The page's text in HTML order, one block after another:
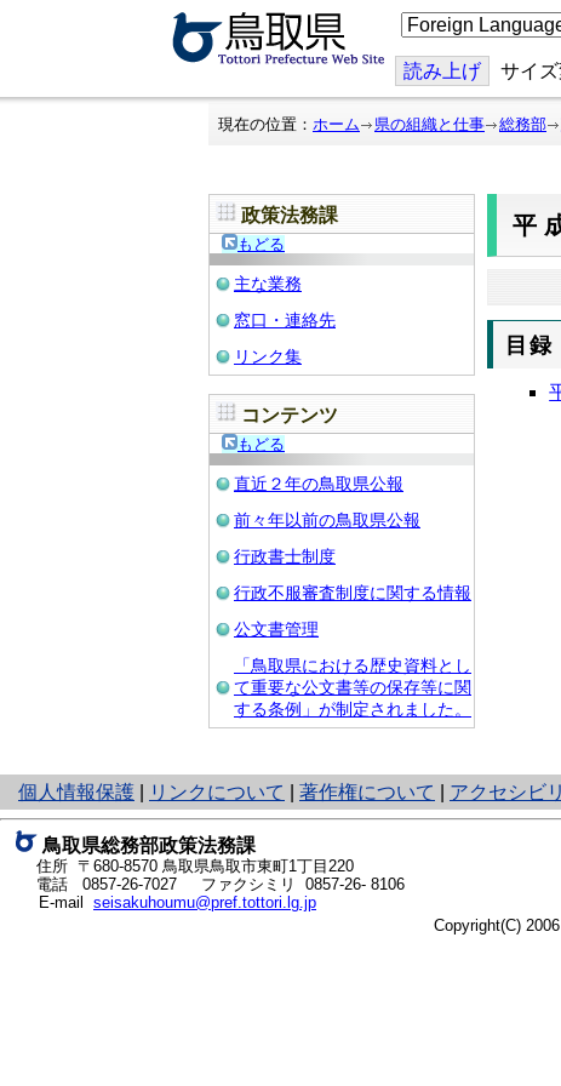
こ
の
ジ
を
翻
読み上げ サイ
現在の位置： ホーム 県の組織と仕事 総務部
政策法務課
もどる
主な業務
窓口・連絡先
リンク集
コンテンツ
もどる
直近２年の鳥取県公報
前々年以前の鳥取県公報
行政書士制度
行政不服審査制度に関する情報
公文書管理
「鳥取県における歴史資料とし
て重要な公文書等の保存等に関
する条例」が制定されました。
平
目録
個人情報保護
と
り
ネ
ッ
ト
へ
リンクについて 著作権について アクセシビ
鳥取県総務部政策法務課
住所 〒680-8570 鳥取県鳥取市東町1丁目220
電話 0857-26-7027
ファクシミリ 0857-26- 8106
E-mail seisakuhoumu@pref.tottori.lg.jp
Copyright(C)